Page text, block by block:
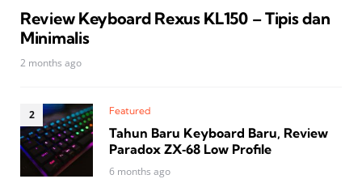
Review Keyboard Rexus KL150 – Tipis dan
Minimalis
2 months ago
Featured
Tahun Baru Keyboard Baru, Review
Paradox ZX‑68 Low Profile
6 months ago